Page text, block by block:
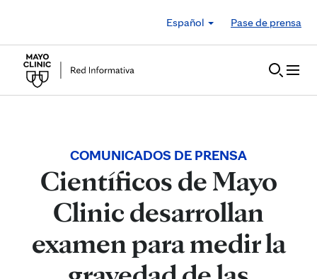
Español
Pase de prensa
COMUNICADOS DE PRENSA
Científicos de Mayo
Clinic desarrollan
examen para medir la